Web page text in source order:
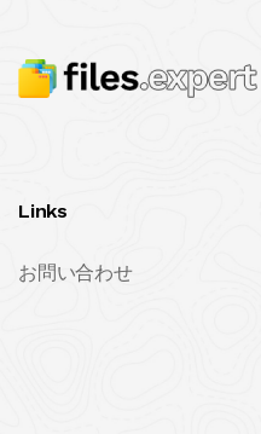
Links
お問い合わせ